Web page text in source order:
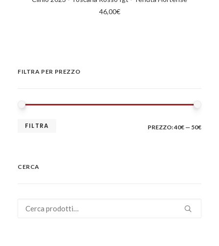
46,00€
FILTRA PER PREZZO
FILTRA PREZZO:40€ — 50€
CERCA
Cerca: